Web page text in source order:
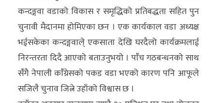
कन्दङ्गवा वडाको विकास र समृद्धिको प्रतिबद्धता सहित पुन
चुनावी मैदानमा होमिएका छन । एक कार्यकाल वडा अध्यक्ष
भईसकेका कन्दङ्गवाले् एकसाता देखि घरदैलो कार्यक्रमलाई
निरन्तरता दिदै आएको बताउनुभयो । पांँच गठबन्धनको साथ
संँगै नेपाली कांँग्रेसको पकड वडा भएको कारण पनि आफूले
सजिलै चुनाव जित्ने उहाँको विश्वास छ ।